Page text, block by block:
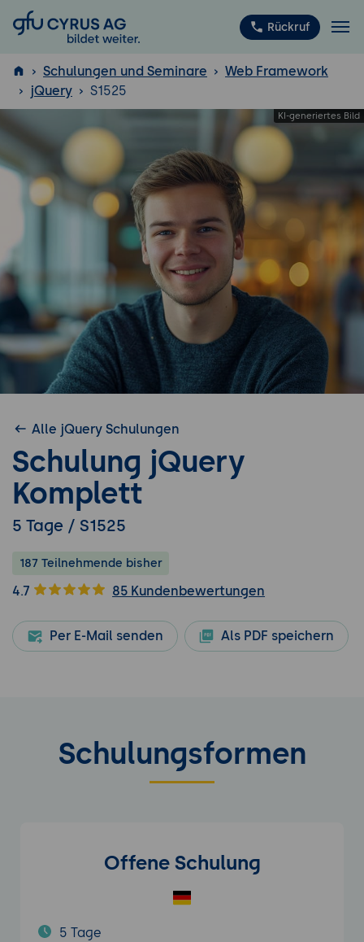
GFU Cyrus AG Rückruf
ISTQB ®
Schulungen und Seminare
Web Framework
jQuery
S1525
Alle jQuery Schulungen
Schulung jQuery
Komplett
5 Tage / S1525
187 Teilnehmende bisher
4.7 85 Kundenbewertungen
Per E-Mail senden Als PDF speichern
Schulungsformen
Offene Schulung
5 Tage